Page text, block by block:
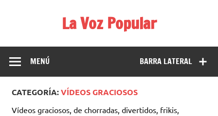
La Voz Popular
para reírse de las verdaderas.
BARRA LATERAL
MENÚ
CATEGORÍA:VÍDEOS GRACIOSOS
Vídeos graciosos, de chorradas, divertidos, frikis,